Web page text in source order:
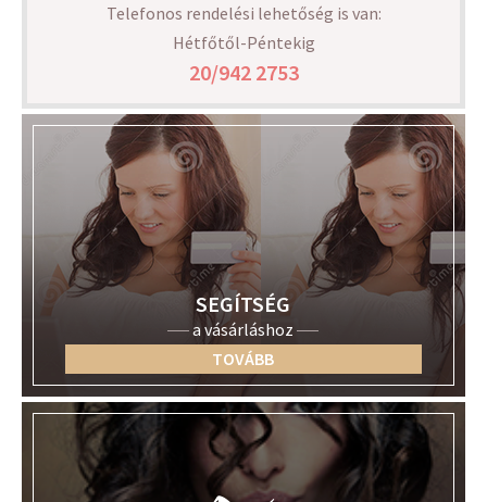
Telefonos rendelési lehetőség is van:
Hétfőtől-Péntekig
20/942 2753
SEGÍTSÉG
a vásárláshoz
TOVÁBB